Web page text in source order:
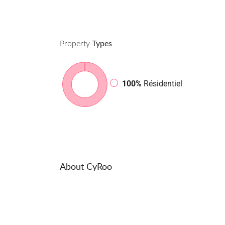
Property Types
100% Résidentiel
About CyRoo